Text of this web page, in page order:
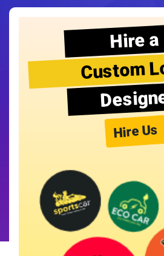
Hire a
Custom
Hire Us